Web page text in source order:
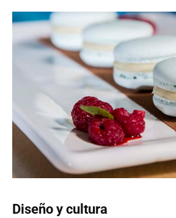
Diseño y cultura